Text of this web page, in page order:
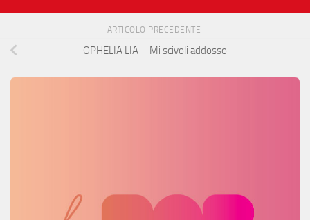
ARTICOLO PRECEDENTE
OPHELIA LIA – Mi scivoli addosso